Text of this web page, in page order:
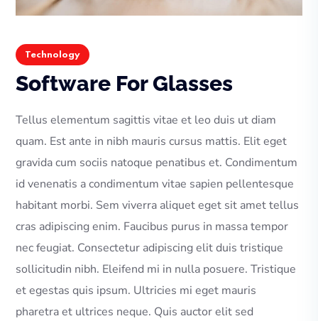
Technology
Software For Glasses
Tellus elementum sagittis vitae et leo duis ut diam
quam. Est ante in nibh mauris cursus mattis. Elit eget
gravida cum sociis natoque penatibus et. Condimentum
id venenatis a condimentum vitae sapien pellentesque
habitant morbi. Sem viverra aliquet eget sit amet tellus
cras adipiscing enim. Faucibus purus in massa tempor
nec feugiat. Consectetur adipiscing elit duis tristique
sollicitudin nibh. Eleifend mi in nulla posuere. Tristique
et egestas quis ipsum. Ultricies mi eget mauris
pharetra et ultrices neque. Quis auctor elit sed